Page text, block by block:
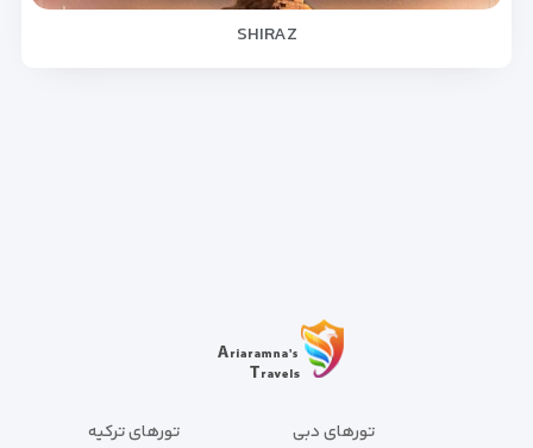
SHIRAZ
تورهای ترکیه
تورهای دبی